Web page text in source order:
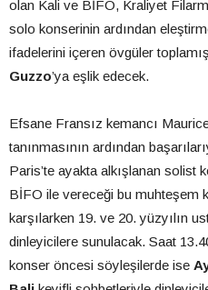
olan Kali ve BİFO, Kraliyet
solo konserinin ardından
ifadelerini içeren övgüler
Guzzo’ya eşlik edecek.
Efsane Fransız kemancı
tanınmasının ardından
Paris’te ayakta alkışlanan solist
BİFO ile vereceği bu muhteşem
karşılarken 19. ve 20. yüzyılın
dinleyicilere sunulacak. Saat
konser öncesi söyleşilerde ise